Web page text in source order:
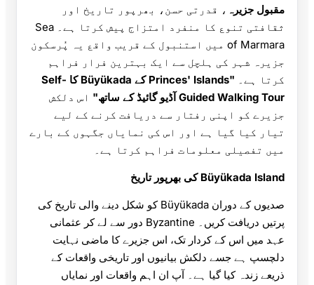
مقبول جزیرہ ، قدرتی حسن، بھرپور تاریخ اور
ثقافتی تنوع کا منفرد امتزاج پیش کرتا ہے۔ Sea
of Marmara میں استنبول کے قریب واقع یہ پُرسکون
جزیرہ شہر کی ہلچل سے ایک بہترین فرار فراہم
کرتا ہے۔
"Princes' Islands کے Büyükada کا Self-
Guided Walking Tour آڈیو گائیڈ کے ساتھ"
اس دلکش
جزیرے کو اپنی رفتار سے دریافت کرنے کے لیے
تیار کیا گیا ہے اور اس کی نمایاں جگہوں کے بارے
میں تفصیلی معلومات فراہم کرتا ہے۔
Büyükada Island کی بھرپور تاریخ
صدیوں کے دوران Büyükada کو شکل دینے والی تاریخ کی
پرتیں دریافت کریں۔ Byzantine دور سے لے کر عثمانی
عہد میں اس کے کردار تک، اس جزیرے کا ماضی نہایت
دلچسپ ہے جسے دلکش بیانیوں اور تاریخی واقعات کے
ذریعے زندہ کیا گیا ہے۔ آپ ان اہم واقعات اور نمایاں